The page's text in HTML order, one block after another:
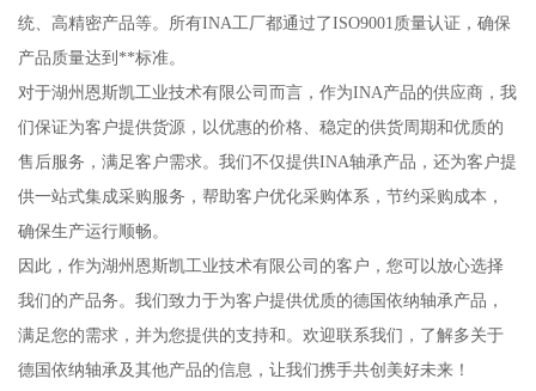
统、高精密产品等。所有INA工厂都通过了ISO9001质量认证，确保
产品质量达到**标准。
对于湖州恩斯凯工业技术有限公司而言，作为INA产品的供应商，我
们保证为客户提供货源，以优惠的价格、稳定的供货周期和优质的
售后服务，满足客户需求。我们不仅提供INA轴承产品，还为客户提
供一站式集成采购服务，帮助客户优化采购体系，节约采购成本，
确保生产运行顺畅。
因此，作为湖州恩斯凯工业技术有限公司的客户，您可以放心选择
我们的产品务。我们致力于为客户提供优质的德国依纳轴承产品，
满足您的需求，并为您提供的支持和。欢迎联系我们，了解多关于
德国依纳轴承及其他产品的信息，让我们携手共创美好未来！